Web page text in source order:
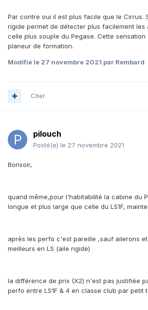
Par contre oui il est plus facile que le Cirrus.
rigide permet de détecter plus facilement les
celle plus souple du Pegase. Cette
planeur de formation.
Modifié le 27 novembre 2021 par Rembard
Citer
pilouch
Posté(e) le 27 novembre 2021
Bonsoir,
quand même,pour l'habitabilité la cabine du
longue et plus large que celle du LS1F,
après les perfo c'est pareille ,sauf ailerons
meilleurs en LS (aile rigide)
la différence de prix (X2) n'est pas justifiée
perfo entre LS1F & 4 en classe club par petit